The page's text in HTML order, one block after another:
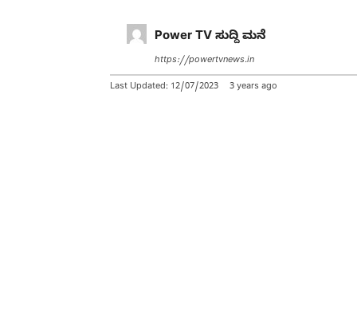
Power TV ಸುದ್ದಿ ಮನೆ
https://powertvnews.in
Last Updated: 12/07/2023 3 years ago